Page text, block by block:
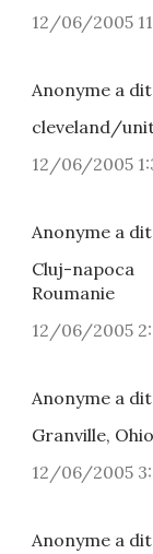
12/06/2005
Anonyme a
cleveland/
12/06/2005
Anonyme a
Cluj-napoca
Roumanie
12/06/2005
Anonyme a
Granville,
12/06/2005
Anonyme a